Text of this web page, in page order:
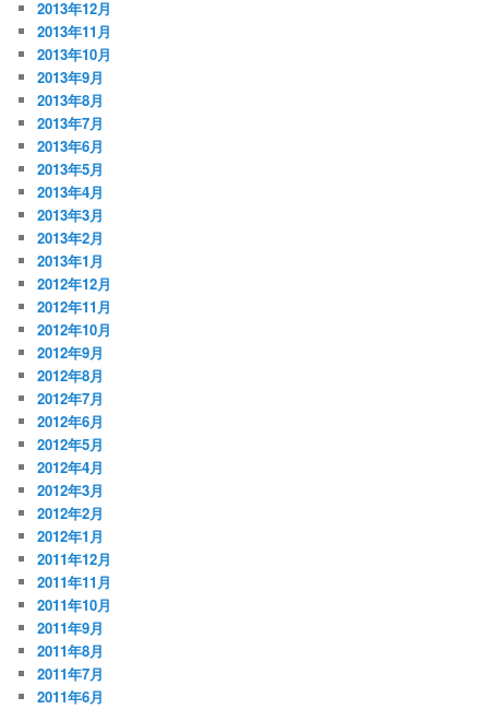
2013年12月
2013年11月
2013年10月
2013年9月
2013年8月
2013年7月
2013年6月
2013年5月
2013年4月
2013年3月
2013年2月
2013年1月
2012年12月
2012年11月
2012年10月
2012年9月
2012年8月
2012年7月
2012年6月
2012年5月
2012年4月
2012年3月
2012年2月
2012年1月
2011年12月
2011年11月
2011年10月
2011年9月
2011年8月
2011年7月
2011年6月